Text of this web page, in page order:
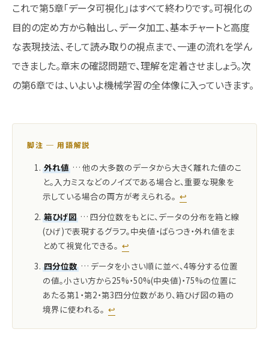
これで第5章「データ可視化」はすべて終わりです。可視化の
目的の定め方から軸出し、データ加工、基本チャートと高度
な表現技法、そして読み取りの視点まで、一連の流れを学ん
できました。章末の確認問題で、理解を定着させましょう。次
の第6章では、いよいよ機械学習の全体像に入っていきます。
脚注 ─ 用語解説
外れ値… 他の大多数のデータから大きく離れた値のこ
と。入力ミスなどのノイズである場合と、重要な現象を
示している場合の両方が考えられる。 ↩
箱ひげ図… 四分位数をもとに、データの分布を箱と線
(ひげ)で表現するグラフ。中央値・ばらつき・外れ値をま
とめて視覚化できる。 ↩
四分位数… データを小さい順に並べ、4等分する位置
の値。小さい方から25%・50%(中央値)・75%の位置に
あたる第1・第2・第3四分位数があり、箱ひげ図の箱の
境界に使われる。 ↩